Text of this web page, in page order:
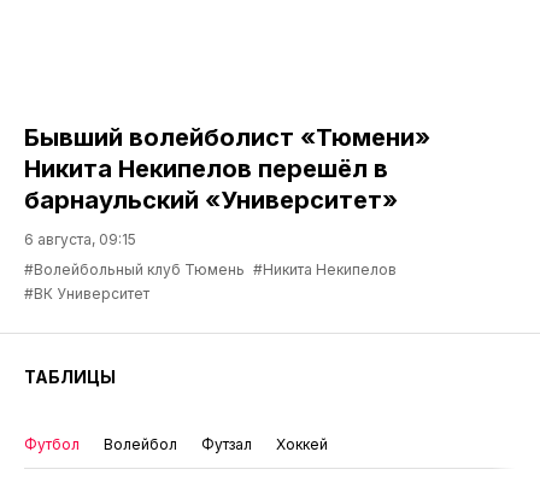
Бывший волейболист «Тюмени»
Никита Некипелов перешёл в
барнаульский «Университет»
6 августа, 09:15
#Волейбольный клуб Тюмень #Никита Некипелов
#ВК Университет
ТАБЛИЦЫ
Футбол Волейбол Футзал Хоккей